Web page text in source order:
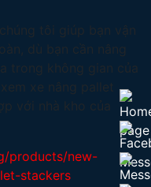
tôi giúp bạn vận
dù bạn cần nâng
trong không gian của
xe nâng pallet
với nhà kho của
products/new-
stackers